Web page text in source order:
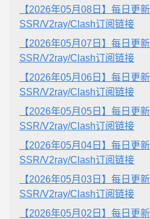
【2026年05月08日】每日更
SSR/V2ray/Clash订阅链接
【2026年05月07日】每日更
SSR/V2ray/Clash订阅链接
【2026年05月06日】每日更
SSR/V2ray/Clash订阅链接
【2026年05月05日】每日更
SSR/V2ray/Clash订阅链接
【2026年05月04日】每日更
SSR/V2ray/Clash订阅链接
【2026年05月03日】每日更
SSR/V2ray/Clash订阅链接
【2026年05月02日】每日更